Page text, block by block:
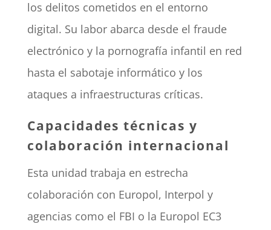
los delitos cometidos en el entorno
digital. Su labor abarca desde el fraude
electrónico y la pornografía infantil en red
hasta el sabotaje informático y los
ataques a infraestructuras críticas.
Capacidades técnicas y
colaboración internacional
Esta unidad trabaja en estrecha
colaboración con Europol, Interpol y
agencias como el FBI o la Europol EC3